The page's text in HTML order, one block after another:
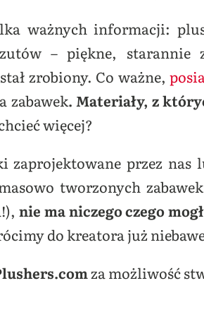
ważnych informacji:
– piękne, starannie
zrobiony. Co ważne,
zabawek. Materiały, z
więcej?
zaprojektowane przez
tworzonych
nie ma niczego czego
do kreatora już
za możliwość